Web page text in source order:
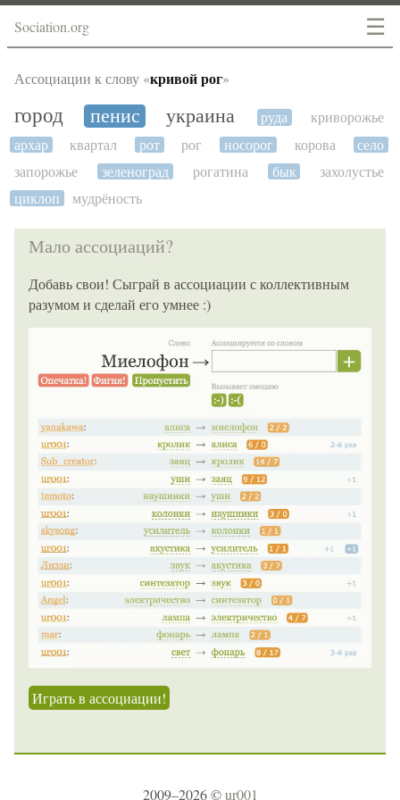
☰
Sociation.org
Ассоциации к слову «кривой рог»
город пенис украина руда
криворожье
архар
квартал рот рог носорог корова
село
запорожье
зеленоград рогатина бык
захолустье
циклоп
мудрёность
Мало ассоциаций?
Добавь свои! Сыграй в ассоциации с коллективным
разумом и сделай его умнее :)
Играть в ассоциации!
2009–2026 ©ur001